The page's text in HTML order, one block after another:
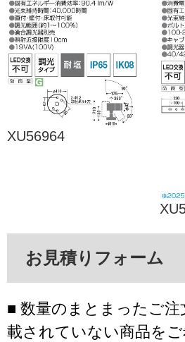
XU56964
お見積りフォーム
■ 数量のまとまったご
載されていない商品を